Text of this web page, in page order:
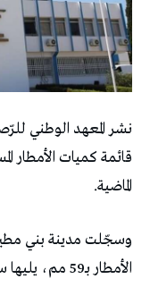
الماضية.
وسجّلت مدينة بني